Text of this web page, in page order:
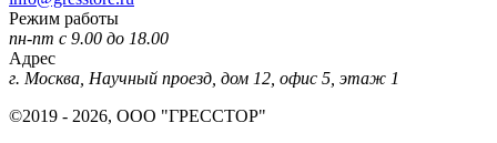
Режим работы
пн-пт с 9.00 до 18.00
Адрес
г. Москва, Научный проезд, дом 12, офис 5, этаж 1
©2019 - 2026, ООО "ГРЕССТОР"